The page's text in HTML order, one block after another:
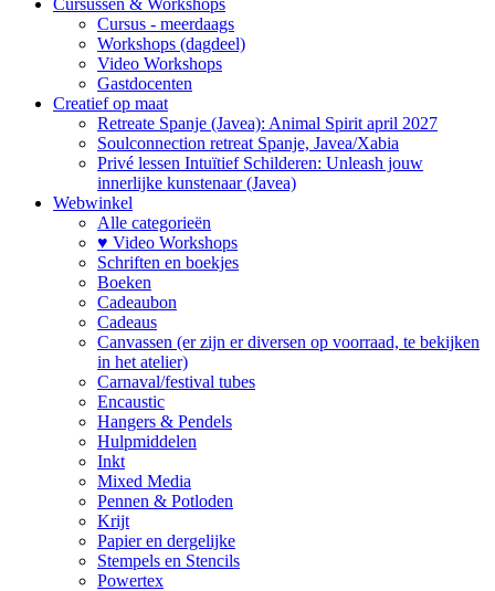
Cursussen & Workshops
Cursus - meerdaags
Workshops (dagdeel)
Video Workshops
Gastdocenten
Creatief op maat
Retreate Spanje (Javea): Animal Spirit april 2027
Soulconnection retreat Spanje, Javea/Xabia
Privé lessen Intuïtief Schilderen: Unleash jouw
innerlijke kunstenaar (Javea)
Webwinkel
Alle categorieën
♥ Video Workshops
Schriften en boekjes
Boeken
Cadeaubon
Cadeaus
Canvassen (er zijn er diversen op voorraad, te bekijken
in het atelier)
Carnaval/festival tubes
Encaustic
Hangers & Pendels
Hulpmiddelen
Inkt
Mixed Media
Pennen & Potloden
Krijt
Papier en dergelijke
Stempels en Stencils
Powertex